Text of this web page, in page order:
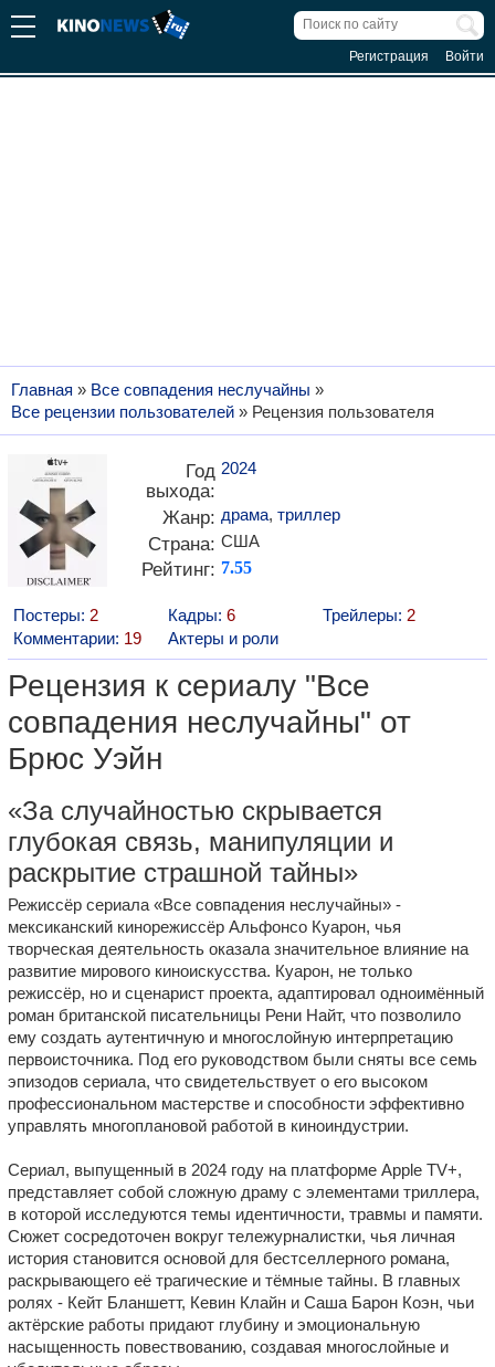
Регистрация Войти
Главная » Все совпадения неслучайны »
Все рецензии пользователей » Рецензия пользователя
Год
выхода:
2024
Жанр: драма, триллер
Страна: США
Рейтинг: 7.55
Постеры: 2 Кадры: 6 Трейлеры: 2
Комментарии: 19 Актеры и роли
Рецензия к сериалу "Все
совпадения неслучайны" от
Брюс Уэйн
«За случайностью скрывается
глубокая связь, манипуляции и
раскрытие страшной тайны»
Режиссёр сериала «Все совпадения неслучайны» -
мексиканский кинорежиссёр Альфонсо Куарон, чья
творческая деятельность оказала значительное влияние на
развитие мирового киноискусства. Куарон, не только
режиссёр, но и сценарист проекта, адаптировал одноимённый
роман британской писательницы Рени Найт, что позволило
ему создать аутентичную и многослойную интерпретацию
первоисточника. Под его руководством были сняты все семь
эпизодов сериала, что свидетельствует о его высоком
профессиональном мастерстве и способности эффективно
управлять многоплановой работой в киноиндустрии.
Сериал, выпущенный в 2024 году на платформе Apple TV+,
представляет собой сложную драму с элементами триллера,
в которой исследуются темы идентичности, травмы и памяти.
Сюжет сосредоточен вокруг тележурналистки, чья личная
история становится основой для бестселлерного романа,
раскрывающего её трагические и тёмные тайны. В главных
ролях - Кейт Бланшетт, Кевин Клайн и Саша Барон Коэн, чьи
актёрские работы придают глубину и эмоциональную
насыщенность повествованию, создавая многослойные и